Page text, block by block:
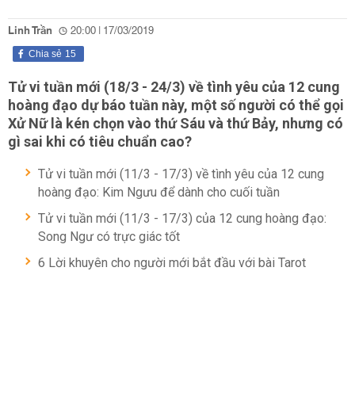
Linh Trần 20:00 | 17/03/2019
15
Chia sẻ
Tử vi tuần mới (18/3 - 24/3) về tình yêu của 12 cung
hoàng đạo dự báo tuần này, một số người có thể gọi
Xử Nữ là kén chọn vào thứ Sáu và thứ Bảy, nhưng có
gì sai khi có tiêu chuẩn cao?
Tử vi tuần mới (11/3 - 17/3) về tình yêu của 12 cung
hoàng đạo: Kim Ngưu để dành cho cuối tuần
Tử vi tuần mới (11/3 - 17/3) của 12 cung hoàng đạo:
Song Ngư có trực giác tốt
6 Lời khuyên cho người mới bắt đầu với bài Tarot